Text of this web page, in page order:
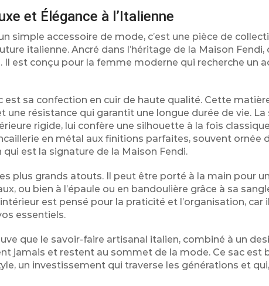
et Élégance à l’Italienne
simple accessoire de mode, c’est une pièce de
italienne. Ancré dans l’héritage de la Maison Fendi,
est conçu pour la femme moderne qui recherche un
sa confection en cuir de haute qualité. Cette
une résistance qui garantit une longue durée de vie.
rigide, lui confère une silhouette à la fois
en métal aux finitions parfaites, souvent ornée
est la signature de la Maison Fendi.
plus grands atouts. Il peut être porté à la main pour
ou bien à l’épaule ou en bandoulière grâce à sa
est pensé pour la praticité et l’organisation, car
essentiels.
que le savoir-faire artisanal italien, combiné à un
jamais et restent au sommet de la mode. Ce sac est
un investissement qui traverse les générations et